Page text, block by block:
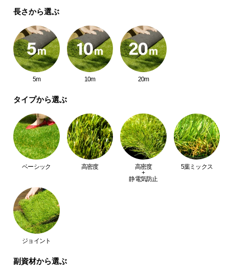
に
い
て
経
に
つ
い
て
品・
キ
ャ
ン
セ
に
な質感にこだわり、とことん本物に近づけました。
当社プロトタイプ 当商品
見た目
触り心地
葉の種類
つや消し
長さから選ぶ
5m 10m 20m
タイプから選ぶ
ベーシック 高密度
高密度
+
静電気防止
5葉ミックス
ジョイント
副資材から選ぶ